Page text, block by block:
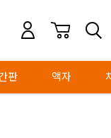
판 액자